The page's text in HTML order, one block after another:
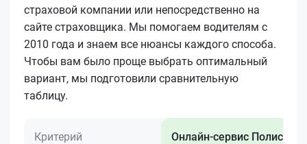
страховой компании или непосредственно на
сайте страховщика. Мы помогаем водителям с
2010 года и знаем все нюансы каждого способа.
Чтобы вам было проще выбрать оптимальный
вариант, мы подготовили сравнительную
таблицу.
Критерий Онлайн-сервис Полис 812